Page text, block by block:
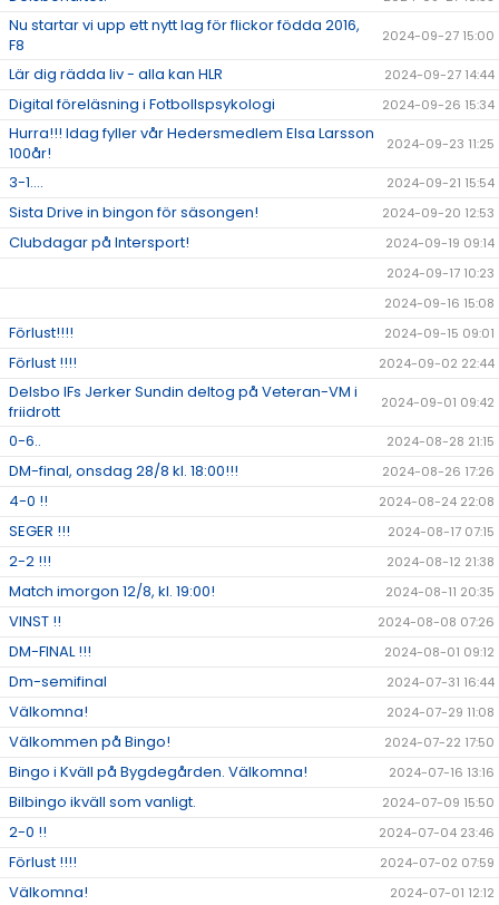
Nu startar vi upp ett nytt lag för flickor födda 2016,
F8
2024-09-27 15:00
Lär dig rädda liv - alla kan HLR 2024-09-27 14:44
Digital föreläsning i Fotbollspsykologi 2024-09-26 15:34
Hurra!!! Idag fyller vår Hedersmedlem Elsa Larsson
100år!
2024-09-23 11:25
3-1.... 2024-09-21 15:54
Sista Drive in bingon för säsongen! 2024-09-20 12:53
Clubdagar på Intersport!
2024-09-19 09:14
2024-09-17 10:23
2024-09-16 15:08
Förlust!!!! 2024-09-15 09:01
Förlust !!!! 2024-09-02 22:44
Delsbo IFs Jerker Sundin deltog på Veteran-VM i
friidrott
2024-09-01 09:42
0-6.. 2024-08-28 21:15
DM-final, onsdag 28/8 kl. 18:00!!! 2024-08-26 17:26
4-0 !! 2024-08-24 22:08
SEGER !!! 2024-08-17 07:15
2-2 !!! 2024-08-12 21:38
Match imorgon 12/8, kl. 19:00! 2024-08-11 20:35
VINST !! 2024-08-08 07:26
DM-FINAL !!! 2024-08-01 09:12
Dm-semifinal 2024-07-31 16:44
Välkomna! 2024-07-29 11:08
Välkommen på Bingo! 2024-07-22 17:50
Bingo i Kväll på Bygdegården. Välkomna! 2024-07-16 13:16
Bilbingo ikväll som vanligt. 2024-07-09 15:50
2-0 !! 2024-07-04 23:46
Förlust !!!! 2024-07-02 07:59
Välkomna! 2024-07-01 12:12